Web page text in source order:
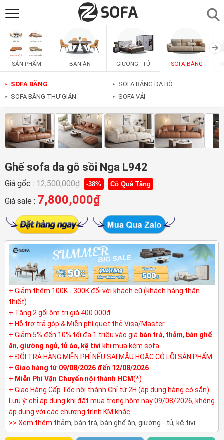
SẢN PHẨM
SOFAS
PHÒNG ĂN
PHÒNG NGỦ
PHÒNG KHÁCH
SẢN PHẨM BÀN ĂN GIƯỜNG - TỦ SOFA BĂNG
► SOFA BĂNG
► SOFA BĂNG THƯ GIÃN
► SOFA BĂNG DA BÒ
► SOFA VẢI
Ghế sofa da gỗ sồi Nga L942
Giá gốc : 12,500,000₫ -38% Có Quà Tặng
Giá sale : 7,800,000₫
+ Giảm thêm 100K - 300K đối với khách cũ (khách hàng thân
thiết)
+ Tặng 2 gối ôm trị giá 400.000đ
+ Hỗ trợ trả góp & Miễn phí quẹt thẻ Visa/Master
+ Giảm 5% đến 10% tối đa 1 triệu vào giá bàn trà, thảm, bàn ghế
ăn, giường ngủ, tủ áo, kệ tivi khi mua kèm sofa
+ ĐỔI TRẢ HÀNG MIỄN PHÍ NẾU SAI MẪU HOẶC CÓ LỖI SẢN PHẨM
+ Giao hàng từ 09/08/2026 đến 12/08/2026
+ Miễn Phí Vận Chuyển nội thành HCM(*)
+ Giao Hàng Cấp Tốc nội thành Chỉ từ 2H (áp dụng hàng có sẵn)
Lưu ý: chỉ áp dụng khi đặt mua trong hôm nay 09/08/2026, không
áp dụng với các chương trình KM khác
>> Xem thêm thảm, bàn trà, bàn ghế ăn, giường - tủ, kệ tivi